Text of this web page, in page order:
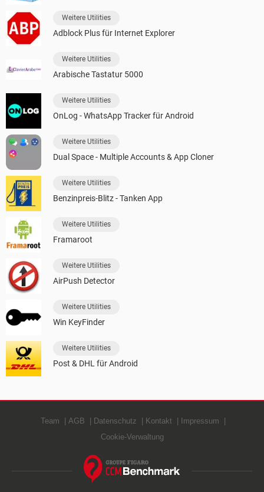
Weitere Utilities
Adblock Plus für Internet Explorer
Weitere Utilities
Arabische Tastatur 5000
Weitere Utilities
OnLog - WhatsApp Tracker für Android
Weitere Utilities
Dual Space - Multiple Accounts & App Cloner
Weitere Utilities
Benzinpreis-Blitz - Tanken App
Weitere Utilities
Framaroot
Weitere Utilities
AirPush Detector
Weitere Utilities
Win KeyFinder
Weitere Utilities
Post & DHL für Android
Team AGB Datenschutz Kontakt
Impressum
Cookie-Verwaltung